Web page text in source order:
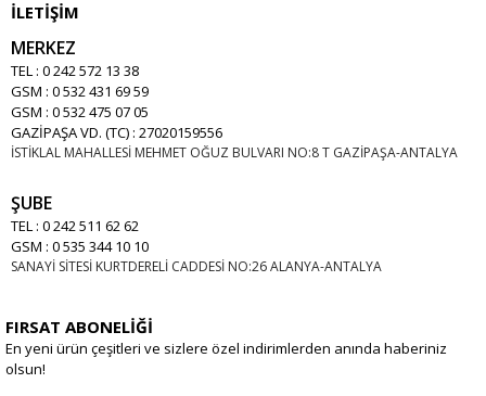
İLETİŞİM
MERKEZ
TEL : 0 242 572 13 38
GSM : 0 532 431 69 59
GSM : 0 532 475 07 05
GAZİPAŞA VD. (TC) : 27020159556
İSTİKLAL MAHALLESİ MEHMET OĞUZ BULVARI NO:8 T GAZİPAŞA-ANTALYA
ŞUBE
TEL : 0 242 511 62 62
GSM : 0 535 344 10 10
SANAYİ SİTESİ KURTDERELİ CADDESİ NO:26 ALANYA-ANTALYA
FIRSAT ABONELİĞİ
En yeni ürün çeşitleri ve sizlere özel indirimlerden anında haberiniz
olsun!